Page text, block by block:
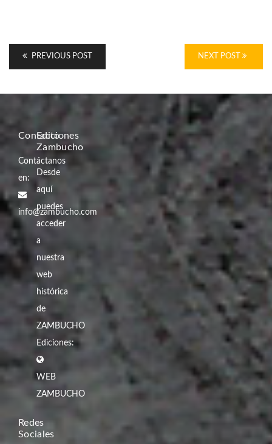
PREVIOUS POST NEXT POST
Contacto
Contáctanos
en:
info@zambucho.com
Ediciones
Zambucho
Desde
aquí
puedes
acceder
a
nuestra
web
histórica
de
ZAMBUCHO
Ediciones:
WEB
ZAMBUCHO
Redes
Sociales